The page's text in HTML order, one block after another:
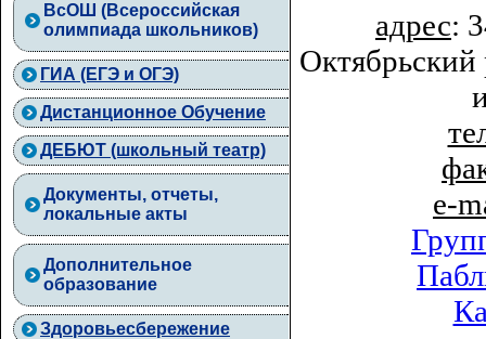
ВcОШ (Всероссийская
олимпиада школьников)
ГИА (ЕГЭ и ОГЭ)
Дистанционное Обучение
ДЕБЮТ (школьный театр)
Документы, отчеты,
локальные акты
Дополнительное
образование
Здоровьесбережение
адрес:
e-